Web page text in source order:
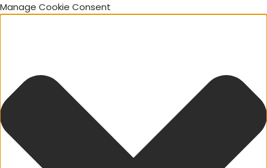
Manage Cookie Consent